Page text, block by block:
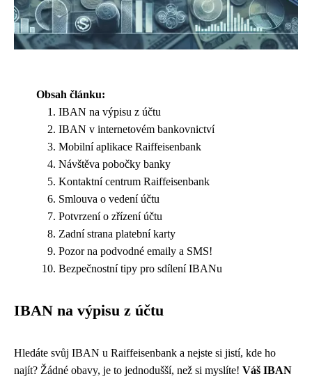
Obsah článku:
IBAN na výpisu z účtu
IBAN v internetovém bankovnictví
Mobilní aplikace Raiffeisenbank
Návštěva pobočky banky
Kontaktní centrum Raiffeisenbank
Smlouva o vedení účtu
Potvrzení o zřízení účtu
Zadní strana platební karty
Pozor na podvodné emaily a SMS!
Bezpečnostní tipy pro sdílení IBANu
IBAN na výpisu z účtu
Hledáte svůj IBAN u Raiffeisenbank a nejste si jistí, kde ho
najít? Žádné obavy, je to jednodušší, než si myslíte! Váš IBAN